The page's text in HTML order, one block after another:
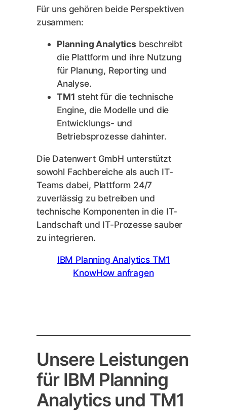
Für uns gehören beide Perspektiven
zusammen:
Planning Analytics beschreibt
die Plattform und ihre Nutzung
für Planung, Reporting und
Analyse.
TM1 steht für die technische
Engine, die Modelle und die
Entwicklungs- und
Betriebsprozesse dahinter.
Die Datenwert GmbH unterstützt
sowohl Fachbereiche als auch IT-
Teams dabei, Plattform 24/7
zuverlässig zu betreiben und
technische Komponenten in die IT-
Landschaft und IT-Prozesse sauber
zu integrieren.
IBM Planning Analytics TM1
KnowHow anfragen
Unsere Leistungen
für IBM Planning
Analytics und TM1